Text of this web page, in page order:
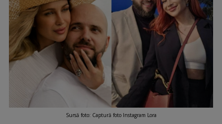
Sursă foto: Captură foto Instagram Lora